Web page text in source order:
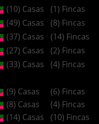
(10) Casas (1) Fincas
(49) Casas (8) Fincas
(37) Casas (14) Fincas
(27) Casas (2) Fincas
(33) Casas (4) Fincas
(9) Casas
(6) Fincas
(8) Casas
(4) Fincas
(14) Casas
(10) Fincas